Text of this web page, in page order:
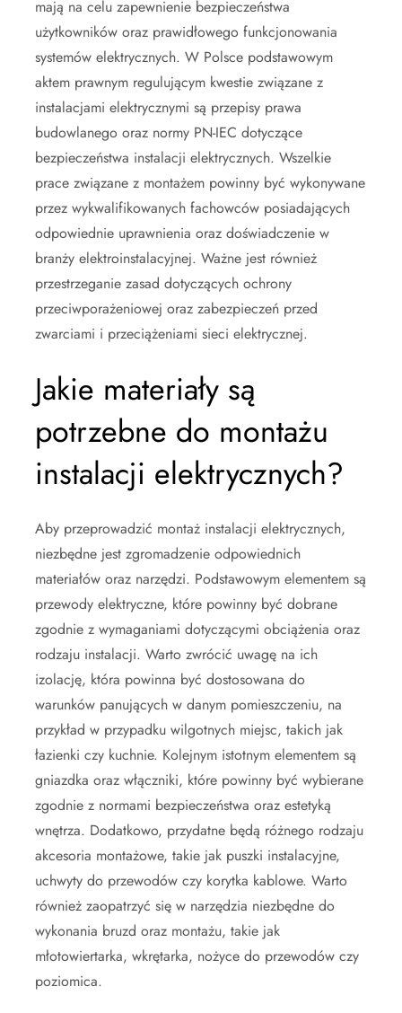
mają na celu zapewnienie bezpieczeństwa
użytkowników oraz prawidłowego funkcjonowania
systemów elektrycznych. W Polsce podstawowym
aktem prawnym regulującym kwestie związane z
instalacjami elektrycznymi są przepisy prawa
budowlanego oraz normy PN-IEC dotyczące
bezpieczeństwa instalacji elektrycznych. Wszelkie
prace związane z montażem powinny być wykonywane
przez wykwalifikowanych fachowców posiadających
odpowiednie uprawnienia oraz doświadczenie w
branży elektroinstalacyjnej. Ważne jest również
przestrzeganie zasad dotyczących ochrony
przeciwporażeniowej oraz zabezpieczeń przed
zwarciami i przeciążeniami sieci elektrycznej.
Jakie materiały są
potrzebne do montażu
instalacji elektrycznych?
Aby przeprowadzić montaż instalacji elektrycznych,
niezbędne jest zgromadzenie odpowiednich
materiałów oraz narzędzi. Podstawowym elementem są
przewody elektryczne, które powinny być dobrane
zgodnie z wymaganiami dotyczącymi obciążenia oraz
rodzaju instalacji. Warto zwrócić uwagę na ich
izolację, która powinna być dostosowana do
warunków panujących w danym pomieszczeniu, na
przykład w przypadku wilgotnych miejsc, takich jak
łazienki czy kuchnie. Kolejnym istotnym elementem są
gniazdka oraz włączniki, które powinny być wybierane
zgodnie z normami bezpieczeństwa oraz estetyką
wnętrza. Dodatkowo, przydatne będą różnego rodzaju
akcesoria montażowe, takie jak puszki instalacyjne,
uchwyty do przewodów czy korytka kablowe. Warto
również zaopatrzyć się w narzędzia niezbędne do
wykonania bruzd oraz montażu, takie jak
młotowiertarka, wkrętarka, nożyce do przewodów czy
poziomica.